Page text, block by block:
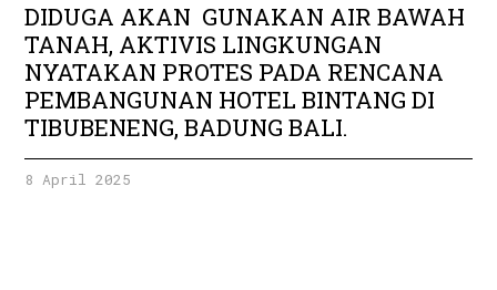
DIDUGA AKAN GUNAKAN AIR BAWAH
TANAH, AKTIVIS LINGKUNGAN
NYATAKAN PROTES PADA RENCANA
PEMBANGUNAN HOTEL BINTANG DI
TIBUBENENG, BADUNG BALI.
8 April 2025